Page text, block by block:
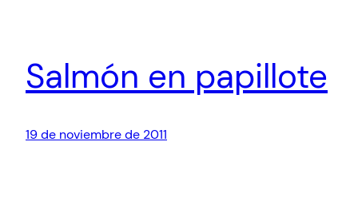
Salmón en papillote
19 de noviembre de 2011